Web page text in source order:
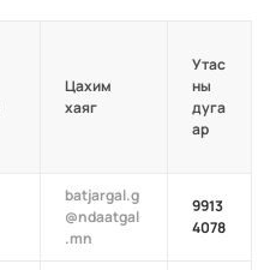
Цахим
хаяг
Утас
ны
дуга
ар
batjargal.g
@ndaatgal
.mn
9913
4078